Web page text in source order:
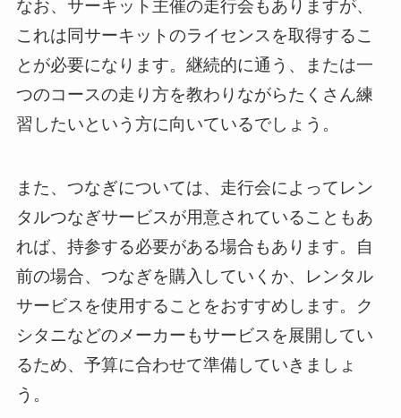
なお、サーキット主催の走行会もありますが、
これは同サーキットのライセンスを取得するこ
とが必要になります。継続的に通う、または一
つのコースの走り方を教わりながらたくさん練
習したいという方に向いているでしょう。
また、つなぎについては、走行会によってレン
タルつなぎサービスが用意されていることもあ
れば、持参する必要がある場合もあります。自
前の場合、つなぎを購入していくか、レンタル
サービスを使用することをおすすめします。ク
シタニなどのメーカーもサービスを展開してい
るため、予算に合わせて準備していきましょ
う。